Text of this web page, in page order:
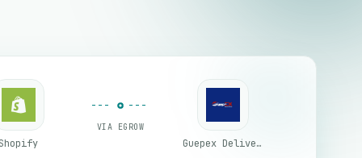
VIA EGROW
Guepex Delivery